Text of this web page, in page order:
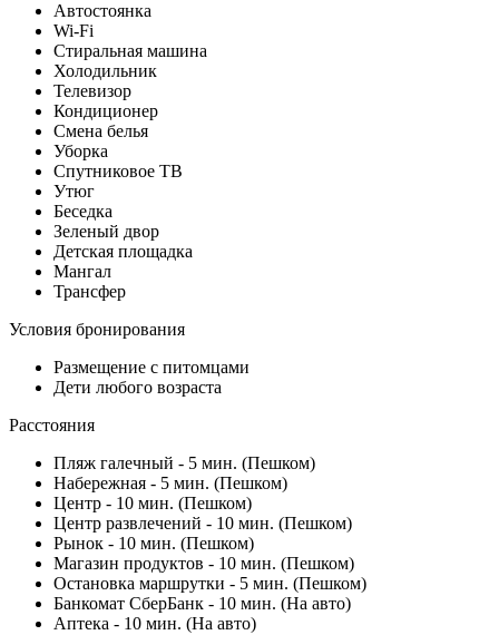
Автостоянка
Wi-Fi
Стиральная машина
Холодильник
Телевизор
Кондиционер
Смена белья
Уборка
Спутниковое ТВ
Утюг
Беседка
Зеленый двор
Детская площадка
Мангал
Трансфер
Условия бронирования
Размещение с питомцами
Дети любого возраста
Расстояния
Пляж галечный - 5 мин. (Пешком)
Набережная - 5 мин. (Пешком)
Центр - 10 мин. (Пешком)
Центр развлечений - 10 мин. (Пешком)
Рынок - 10 мин. (Пешком)
Магазин продуктов - 10 мин. (Пешком)
Остановка маршрутки - 5 мин. (Пешком)
Банкомат СберБанк - 10 мин. (На авто)
Аптека - 10 мин. (На авто)